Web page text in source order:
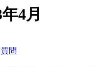
4月
問